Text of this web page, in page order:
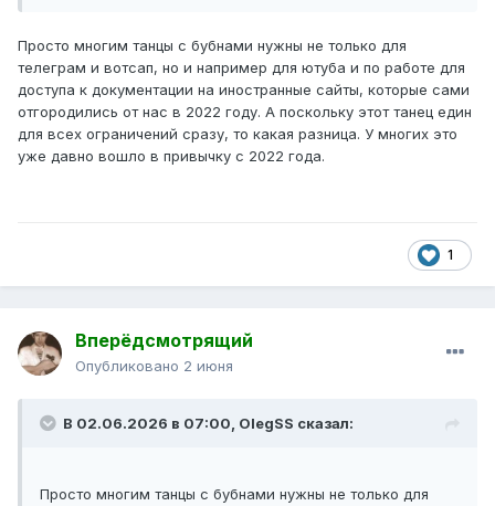
Просто многим танцы с бубнами нужны не только для
телеграм и вотсап, но и например для ютуба и по работе для
доступа к документации на иностранные сайты, которые сами
отгородились от нас в 2022 году. А поскольку этот танец един
для всех ограничений сразу, то какая разница. У многих это
уже давно вошло в привычку с 2022 года.
1
Вперёдсмотрящий
Опубликовано 2 июня
В 02.06.2026 в 07:00, OlegSS сказал:
Просто многим танцы с бубнами нужны не только для